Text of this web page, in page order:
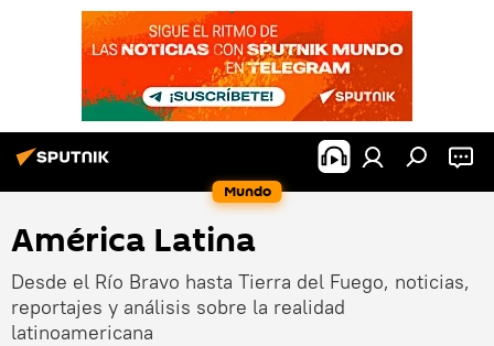
Mundo
América Latina
Desde el Río Bravo hasta Tierra del Fuego, noticias,
reportajes y análisis sobre la realidad
latinoamericana